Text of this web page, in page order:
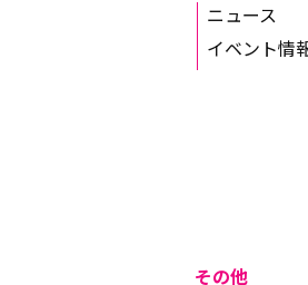
ニュース
イベント情
その他